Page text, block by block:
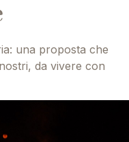
una proposta che
da vivere con